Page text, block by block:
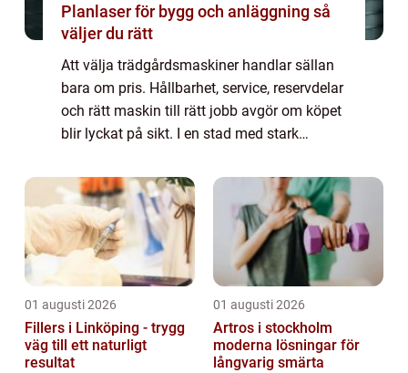
Planlaser för bygg och anläggning så
väljer du rätt
Att välja trädgårdsmaskiner handlar sällan
bara om pris. Hållbarhet, service, reservdelar
och rätt maskin till rätt jobb avgör om köpet
blir lyckat på sikt. I en stad med stark
många därför valt att satsa på kval...
01 augusti 2026
Fillers i Linköping - trygg
väg till ett naturligt
resultat
01 augusti 2026
Artros i stockholm
moderna lösningar för
långvarig smärta